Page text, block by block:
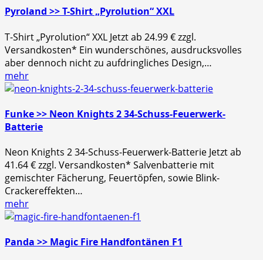
Pyroland >> T-Shirt „Pyrolution“ XXL
T-Shirt „Pyrolution“ XXL Jetzt ab 24.99 € zzgl.
Versandkosten* Ein wunderschönes, ausdrucksvolles
aber dennoch nicht zu aufdringliches Design,…
mehr
Funke >> Neon Knights 2 34-Schuss-Feuerwerk-
Batterie
Neon Knights 2 34-Schuss-Feuerwerk-Batterie Jetzt ab
41.64 € zzgl. Versandkosten* Salvenbatterie mit
gemischter Fächerung, Feuertöpfen, sowie Blink-
Crackereffekten…
mehr
Panda >> Magic Fire Handfontänen F1